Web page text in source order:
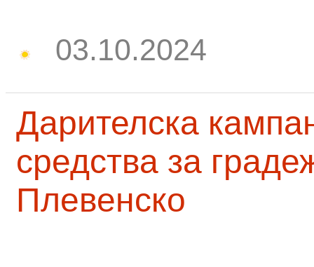
03.10.2024
Дарителска
средства за
Плевенско